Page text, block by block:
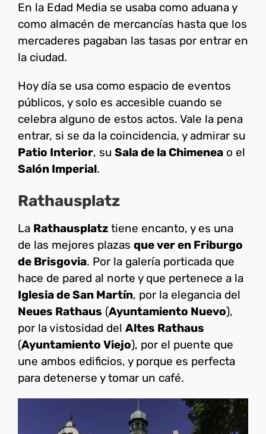
En la Edad Media se usaba como aduana y
como almacén de mercancías hasta que los
mercaderes pagaban las tasas por entrar en
la ciudad.
Hoy día se usa como espacio de eventos
públicos, y solo es accesible cuando se
celebra alguno de estos actos. Vale la pena
entrar, si se da la coincidencia, y admirar su
Patio Interior, su Sala de la Chimenea o el
Salón Imperial.
Rathausplatz
La Rathausplatz tiene encanto, y es una
de las mejores plazas que ver en Friburgo
de Brisgovia. Por la galería porticada que
hace de pared al norte y que pertenece a la
Iglesia de San Martín, por la elegancia del
Neues Rathaus (Ayuntamiento Nuevo),
por la vistosidad del Altes Rathaus
(Ayuntamiento Viejo), por el puente que
une ambos edificios, y porque es perfecta
para detenerse y tomar un café.